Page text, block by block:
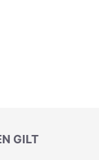
GILT